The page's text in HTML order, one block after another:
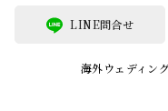
LINE問合せ
海外ウェディン